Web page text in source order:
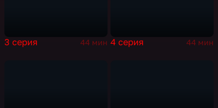
3 серия 44 мин 4 серия 44 мин